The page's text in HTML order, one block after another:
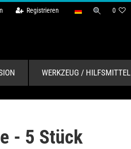
Registrieren 0
WERKZEUG / HILFSMITTEL
- 5 Stück